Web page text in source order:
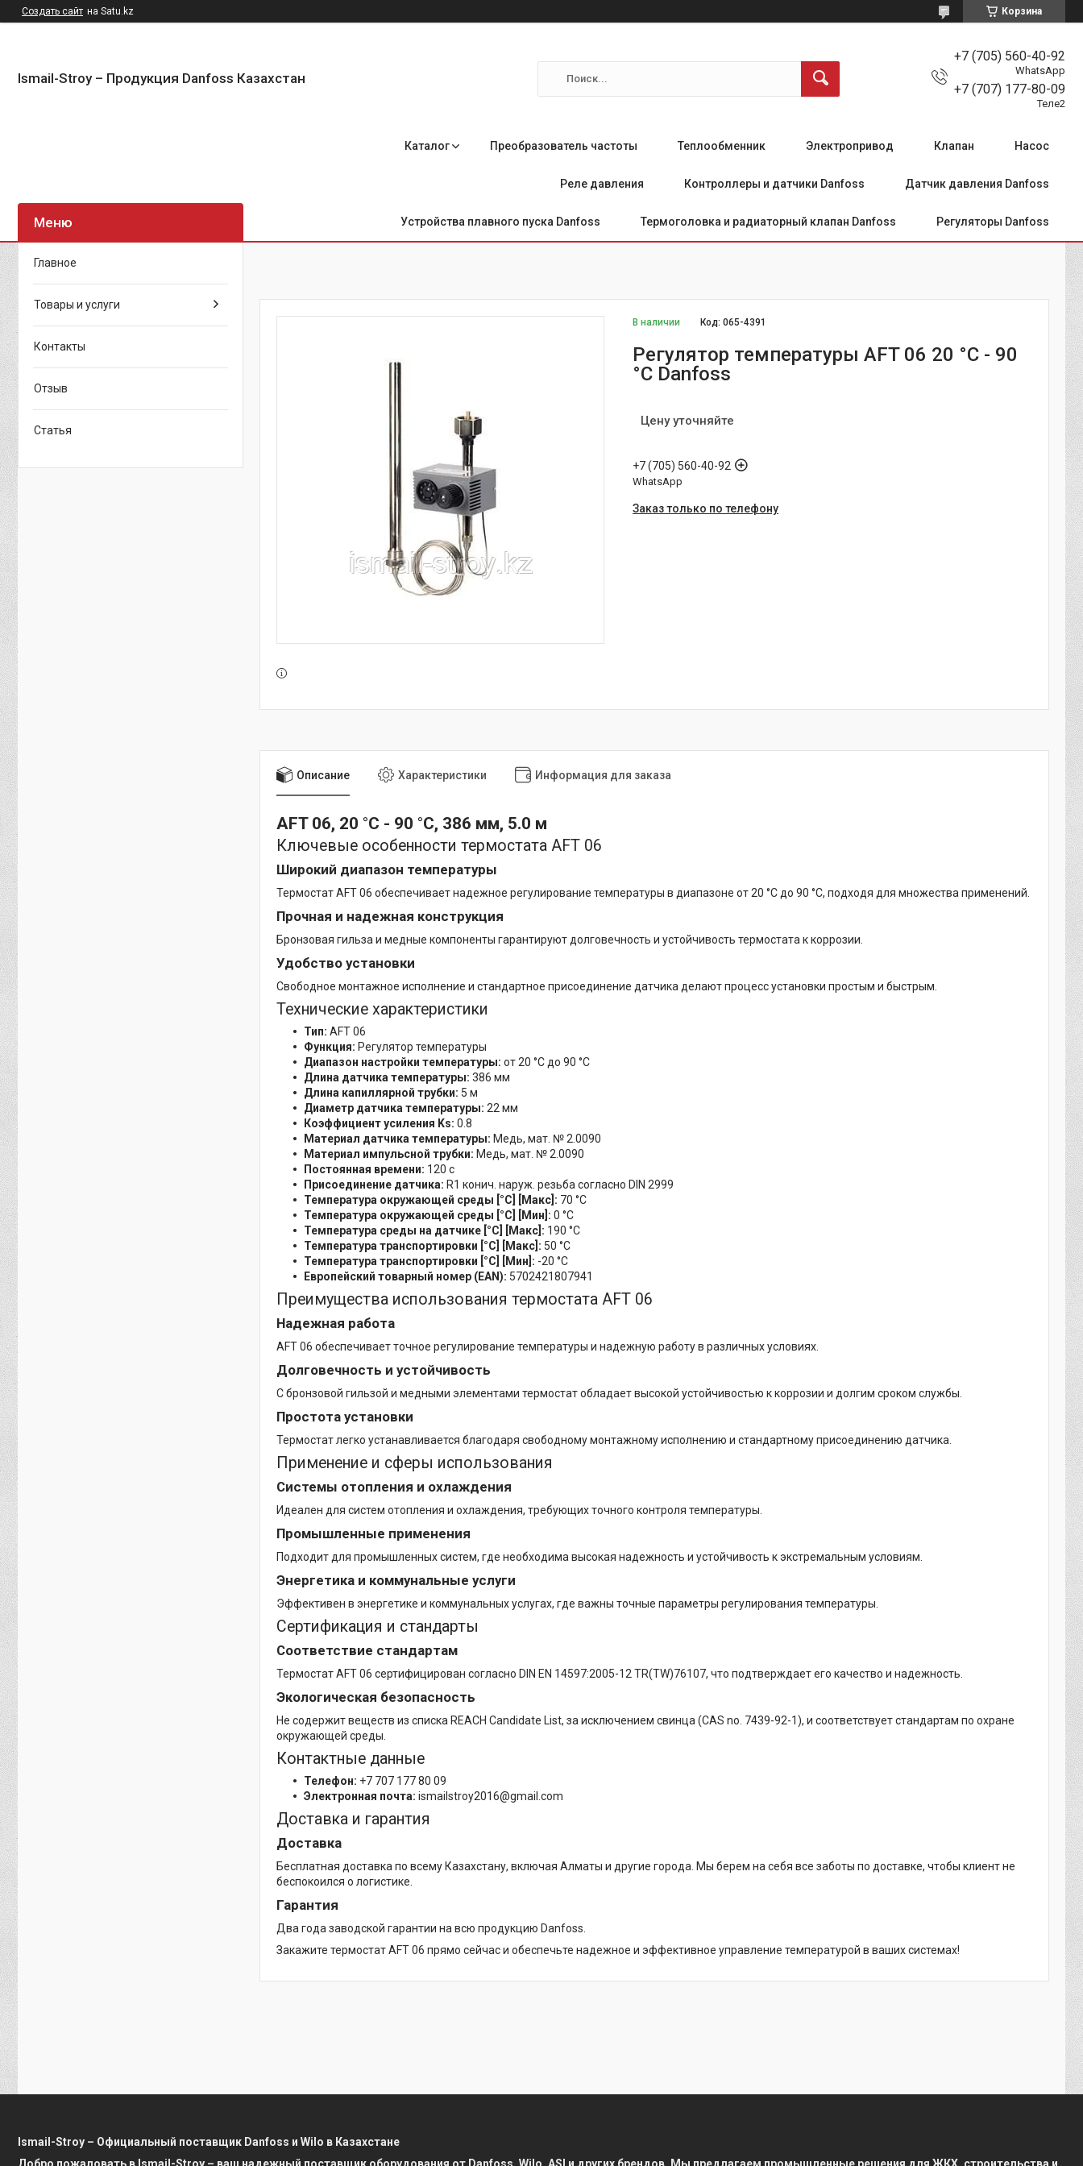
Создать сайт на Satu.kz Корзина
Ismail-Stroy – Продукция Danfoss Казахстан
+7 (705) 560-40-92
WhatsApp
+7 (707) 177-80-09
Теле2
Каталог Преобразователь частоты Теплообменник Электропривод Клапан Насос
Реле давления Контроллеры и датчики Danfoss Датчик давления Danfoss
Устройства плавного пуска Danfoss Термоголовка и радиаторный клапан Danfoss Регуляторы Danfoss
В наличии Код:065-4391
Регулятор температуры AFT 06 20 °C - 90
°C Danfoss
Цену уточняйте
+7 (705) 560-40-92
WhatsApp
Заказ только по телефону
Описание Характеристики Информация для заказа
AFT 06, 20 °C - 90 °C, 386 мм, 5.0 м
Ключевые особенности термостата AFT 06
Широкий диапазон температуры
Термостат AFT 06 обеспечивает надежное регулирование температуры в диапазоне от 20 °C до 90 °C, подходя для множества применений.
Прочная и надежная конструкция
Бронзовая гильза и медные компоненты гарантируют долговечность и устойчивость термостата к коррозии.
Удобство установки
Свободное монтажное исполнение и стандартное присоединение датчика делают процесс установки простым и быстрым.
Технические характеристики
Тип: AFT 06
Функция: Регулятор температуры
Диапазон настройки температуры: от 20 °C до 90 °C
Длина датчика температуры: 386 мм
Длина капиллярной трубки: 5 м
Диаметр датчика температуры: 22 мм
Коэффициент усиления Ks: 0.8
Материал датчика температуры: Медь, мат. № 2.0090
Материал импульсной трубки: Медь, мат. № 2.0090
Постоянная времени: 120 с
Присоединение датчика: R1 конич. наруж. резьба согласно DIN 2999
Температура окружающей среды [°C] [Макс]: 70 °C
Температура окружающей среды [°C] [Мин]: 0 °C
Температура среды на датчике [°C] [Макс]: 190 °C
Температура транспортировки [°C] [Макс]: 50 °C
Температура транспортировки [°C] [Мин]: -20 °C
Европейский товарный номер (EAN): 5702421807941
Преимущества использования термостата AFT 06
Надежная работа
АFT 06 обеспечивает точное регулирование температуры и надежную работу в различных условиях.
Долговечность и устойчивость
С бронзовой гильзой и медными элементами термостат обладает высокой устойчивостью к коррозии и долгим сроком службы.
Простота установки
Термостат легко устанавливается благодаря свободному монтажному исполнению и стандартному присоединению датчика.
Применение и сферы использования
Системы отопления и охлаждения
Идеален для систем отопления и охлаждения, требующих точного контроля температуры.
Промышленные применения
Подходит для промышленных систем, где необходима высокая надежность и устойчивость к экстремальным условиям.
Энергетика и коммунальные услуги
Эффективен в энергетике и коммунальных услугах, где важны точные параметры регулирования температуры.
Сертификация и стандарты
Соответствие стандартам
Термостат AFT 06 сертифицирован согласно DIN EN 14597:2005-12 TR(TW)76107, что подтверждает его качество и надежность.
Экологическая безопасность
Не содержит веществ из списка REACH Candidate List, за исключением свинца (CAS no. 7439-92-1), и соответствует стандартам по охране
окружающей среды.
Контактные данные
Телефон: +7 707 177 80 09
Электронная почта: ismailstroy2016@gmail.com
Доставка и гарантия
Доставка
Бесплатная доставка по всему Казахстану, включая Алматы и другие города. Мы берем на себя все заботы по доставке, чтобы клиент не
беспокоился о логистике.
Гарантия
Два года заводской гарантии на всю продукцию Danfoss.
Закажите термостат AFT 06 прямо сейчас и обеспечьте надежное и эффективное управление температурой в ваших системах!
Главное
Товары и услуги
Контакты
Отзыв
Статья
Ismail-Stroy – Официальный поставщик Danfoss и Wilo в Казахстане